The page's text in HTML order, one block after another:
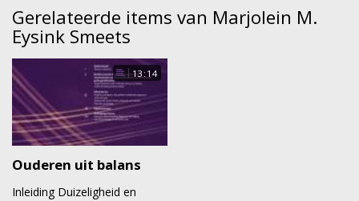
Gerelateerde items van Marjolein M.
Eysink Smeets
13:14
Ouderen uit balans
Inleiding Duizeligheid en